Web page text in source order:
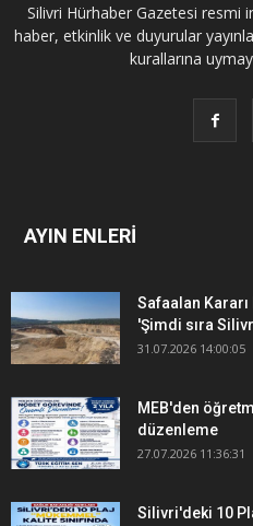
Silivri Hürhaber Gazetesi resmi
haber, etkinlik ve duyurular
kurallarına
AYIN ENLERİ
Safaalan
'Şimdi sıra
31.07.2026 14:00:05
MEB'den
düzenleme
27.07.2026 11:36:31
Silivri'deki 10